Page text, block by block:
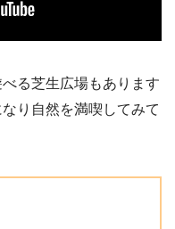
る芝生広場もあります
り自然を満喫してみて